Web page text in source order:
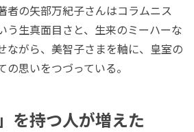
者の矢部万紀子さんはコラムニス
う生真面目さと、生来のミーハーな
ながら、美智子さまを軸に、皇室の
思いをつづっている。
を持つ人が増えた